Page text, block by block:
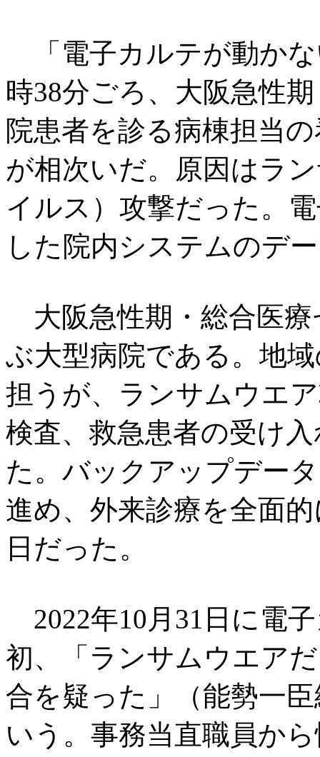
「電子カルテが動かな
時38分ごろ、大阪急性
院患者を診る病棟担当
が相次いだ。原因はラ
イルス）攻撃だった。
した院内システムのデ
大阪急性期・総合医療
ぶ大型病院である。地
担うが、ランサムウエ
検査、救急患者の受け
た。バックアップデー
進め、外来診療を全面
日だった。
2022年10月31日に電
初、「ランサムウエア
合を疑った」（能勢一
いう。事務当直職員か